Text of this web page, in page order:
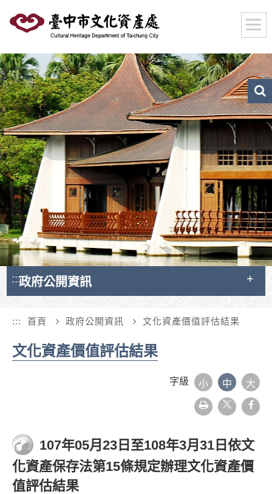
要
內
容
區
塊
:::政府公開資訊
::: 首頁 政府公開資訊 文化資產價值評估結果
文化資產價值評估結果
字級 小 中 大
友
善
107年05月23日至108年3月31日依文
化資產保存法第15條規定辦理文化資產價
值評估結果
文
化
資
搜
尋